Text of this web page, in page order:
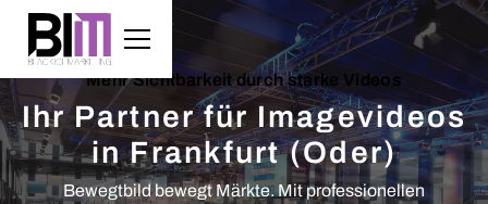
Mehr Sichtbarkeit durch starke Videos
Ihr Partner für Imagevideos
in Frankfurt (Oder)
Bewegtbild bewegt Märkte. Mit professionellen